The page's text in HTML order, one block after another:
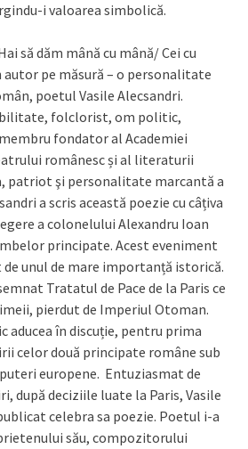
i valoarea simbolică.
să dăm mână cu mână/ Cei cu
autor pe măsură – o personalitate
poetul Vasile Alecsandri.
folclorist, om politic,
fondator al Academiei
românesc și al literaturii
patriot şi personalitate marcantă a
a scris această poezie cu câțiva
a colonelului Alexandru Ioan
principate. Acest eveniment
unul de mare importanță istorică.
Tratatul de Pace de la Paris ce
pierdut de Imperiul Otoman.
aducea în discuție, pentru prima
celor două principate române sub
europene. Entuziasmat de
după deciziile luate la Paris, Vasile
celebra sa poezie. Poetul i-a
său, compozitorului